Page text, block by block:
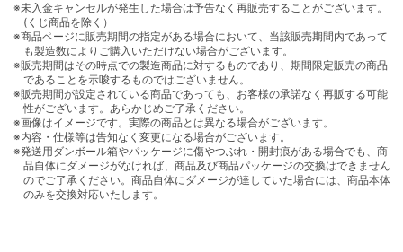
※未入金キャンセルが発生した場合は予告なく再販売することがございます。
(くじ商品を除く）
※商品ページに販売期間の指定がある場合において、当該販売期間内であって
も製造数によりご購入いただけない場合がございます。
※販売期間はその時点での製造商品に対するものであり、期間限定販売の商品
であることを示唆するものではございません。
※販売期間が設定されている商品であっても、お客様の承諾なく再販する可能
性がございます。あらかじめご了承ください。
※画像はイメージです。実際の商品とは異なる場合がございます。
※内容・仕様等は告知なく変更になる場合がございます。
※発送用ダンボール箱やパッケージに傷やつぶれ・開封痕がある場合でも、商
品自体にダメージがなければ、商品及び商品パッケージの交換はできません
のでご了承ください。商品自体にダメージが達していた場合には、商品本体
のみを交換対応いたします。